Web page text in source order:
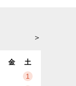
＞
金
土
1